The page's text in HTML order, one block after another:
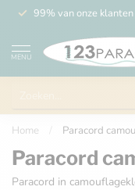
99% van onze
MENU
Home Paracord
Paracord
Paracord in